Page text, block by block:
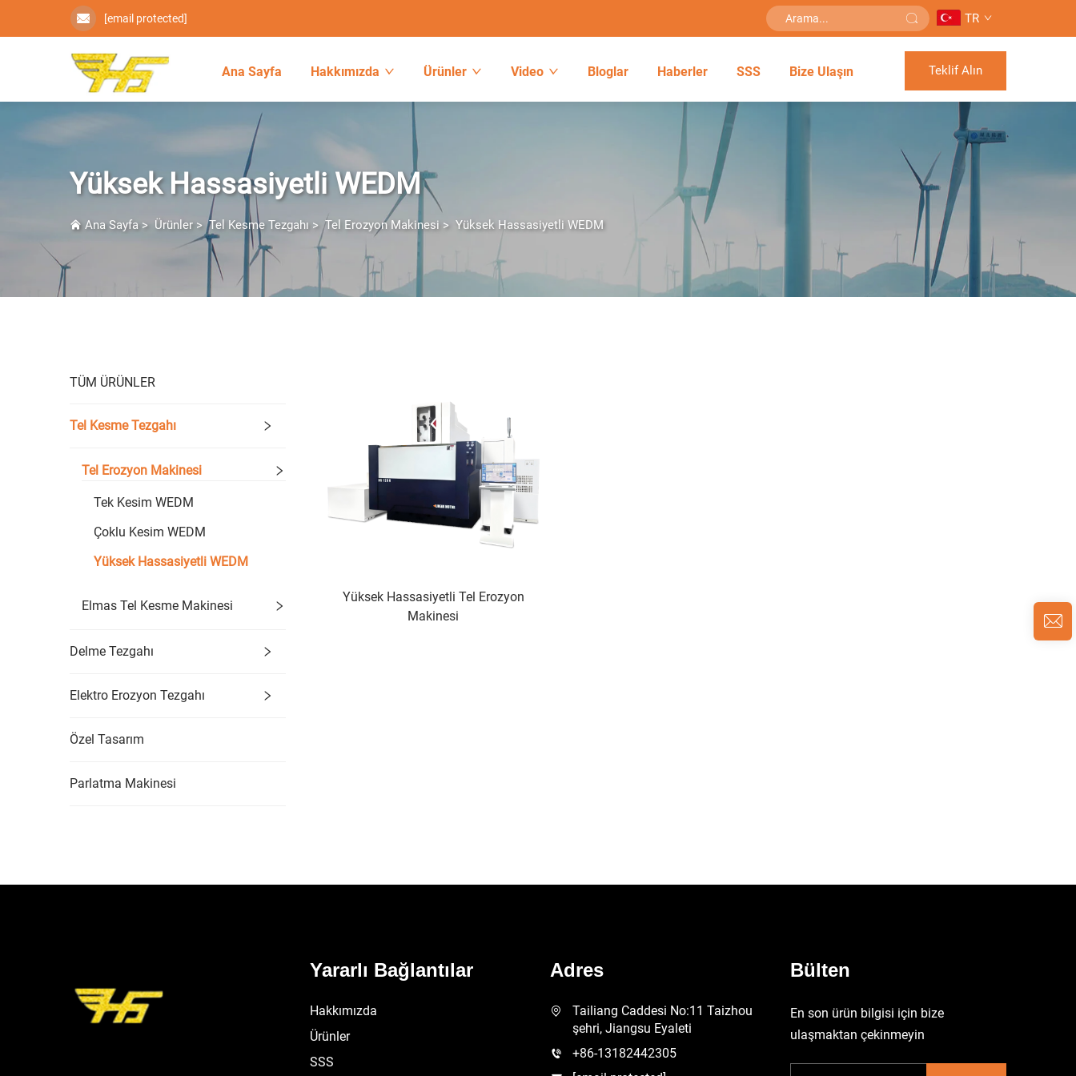
[email protected] TR
Ana Sayfa Hakkımızda Ürünler Video Bloglar Haberler SSS Bize Ulaşın Teklif Alın
Yüksek Hassasiyetli WEDM
Ana Sayfa> Ürünler >Tel Kesme Tezgahı >Tel Erozyon Makinesi > Yüksek Hassasiyetli WEDM
TÜM ÜRÜNLER
Tel Kesme Tezgahı
Tel Erozyon Makinesi
Tek Kesim WEDM
Çoklu Kesim WEDM
Yüksek Hassasiyetli WEDM
Elmas Tel Kesme Makinesi
Delme Tezgahı
Elektro Erozyon Tezgahı
Özel Tasarım
Parlatma Makinesi
Yüksek Hassasiyetli Tel Erozyon
Makinesi
Yararlı Bağlantılar
Hakkımızda
Ürünler
SSS
Adres
Tailiang Caddesi No:11 Taizhou
şehri, Jiangsu Eyaleti
+86-13182442305
Bülten
En son ürün bilgisi için bize
ulaşmaktan çekinmeyin